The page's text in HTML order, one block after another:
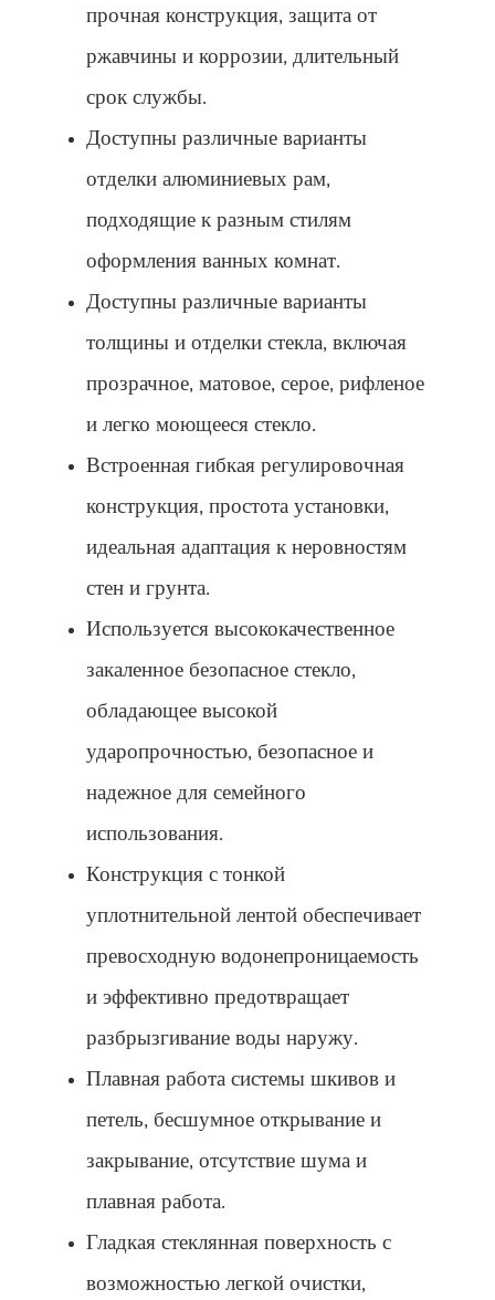
прочная конструкция, защита от
ржавчины и коррозии, длительный
срок службы.
Доступны различные варианты
отделки алюминиевых рам,
подходящие к разным стилям
оформления ванных комнат.
Доступны различные варианты
толщины и отделки стекла, включая
прозрачное, матовое, серое, рифленое
и легко моющееся стекло.
Встроенная гибкая регулировочная
конструкция, простота установки,
идеальная адаптация к неровностям
стен и грунта.
Используется высококачественное
закаленное безопасное стекло,
обладающее высокой
ударопрочностью, безопасное и
надежное для семейного
использования.
Конструкция с тонкой
уплотнительной лентой обеспечивает
превосходную водонепроницаемость
и эффективно предотвращает
разбрызгивание воды наружу.
Плавная работа системы шкивов и
петель, бесшумное открывание и
закрывание, отсутствие шума и
плавная работа.
Гладкая стеклянная поверхность с
возможностью легкой очистки,